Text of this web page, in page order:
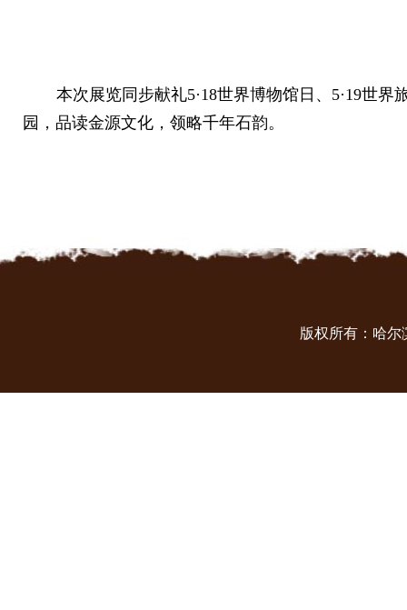
本次展览同步献礼5·18世界博物馆日、5·19世
园，品读金源文化，领略千年石韵。
版权所有：哈尔